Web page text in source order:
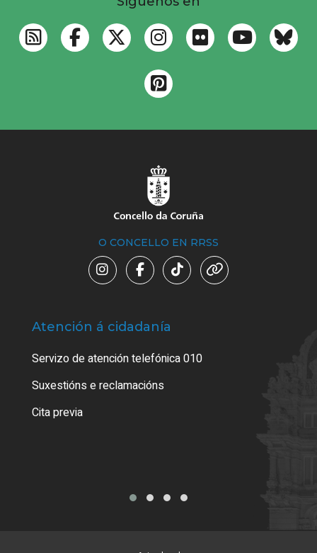
O CONCELLO EN RRSS
Atención á cidadanía
Servizo de atención telefónica 010
Suxestións e reclamacións
Cita previa